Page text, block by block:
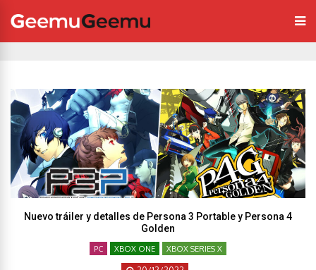
Nuevo tráiler y detalles de Persona 3 Portable y Persona 4
Golden
PC XBOX ONE XBOX SERIES X